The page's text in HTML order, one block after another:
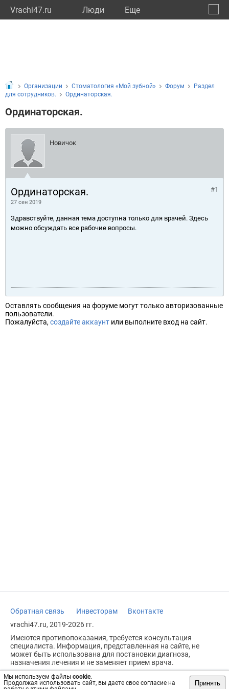
Vrachi47.ru Люди Eще
Мы используем файлы cookie.
Продолжая использовать сайт, вы даете свое согласие на
Принять
Организации Стоматология «Мой зубной» Форум
Раздел
для сотрудников.
Ординаторская.
Ординаторская.
Новичок
Ординаторская.
27 сен 2019
#1
Здравствуйте, данная тема доступна только для врачей. Здесь
можно обсуждать все рабочие вопросы.
Оставлять сообщения на форуме могут только авторизованные
пользователи.
Пожалуйста, создайте аккаунт или выполните вход на сайт.
Обратная связь Инвесторам
Вконтакте
vrachi47.ru, 2019-2026 гг.
Имеются противопоказания, требуется консультация
специалиста. Информация, представленная на сайте, не
может быть использована для постановки диагноза,
назначения лечения и не заменяет прием врача.
Возрастное ограничение: 18+